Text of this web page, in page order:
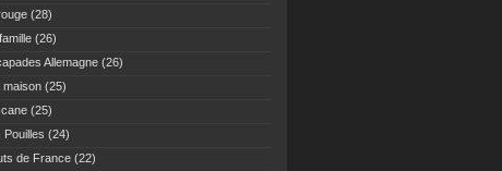
(28)
(26)
Allemagne (26)
maison (25)
(25)
Pouilles (24)
de France (22)